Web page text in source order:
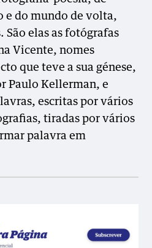
e do mundo de volta,
São elas as fotógrafas
Vicente, nomes
que teve a sua génese,
Paulo Kellerman, e
escritas por vários
tiradas por vários
palavra em